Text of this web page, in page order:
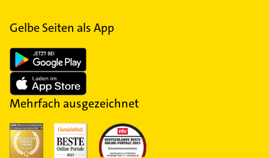
Gelbe Seiten als App
Mehrfach ausgezeichnet